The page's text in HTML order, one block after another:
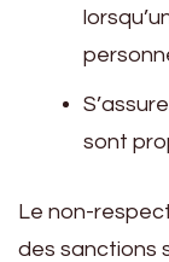
sont
Le non-
des sanctions